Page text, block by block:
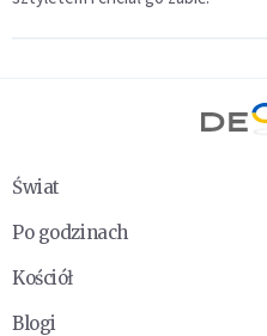
Świat
Po godzinach
Kościół
Blogi